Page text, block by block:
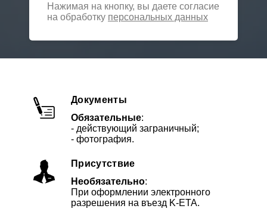
Нажимая на кнопку, вы даете согласие
на обработку персональных данных
Документы
Обязательные:
- действующий заграничный;
- фотография.
Присутствие
Необязательно:
При оформлении электронного
разрешения на въезд K-ETA.